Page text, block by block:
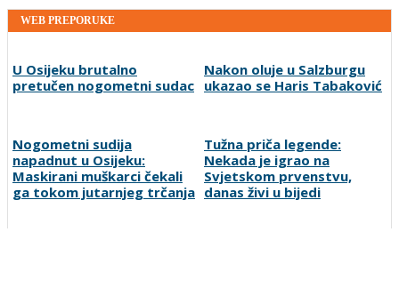
WEB PREPORUKE
U Osijeku brutalno
pretučen nogometni sudac
Nakon oluje u Salzburgu
ukazao se Haris Tabaković
Nogometni sudija
napadnut u Osijeku:
Maskirani muškarci čekali
ga tokom jutarnjeg trčanja
Tužna priča legende:
Nekada je igrao na
Svjetskom prvenstvu,
danas živi u bijedi